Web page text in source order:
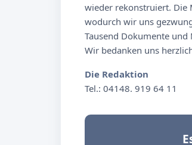
wieder rekonstruiert. Die
wodurch wir uns
Tausend Dokumente
Wir bedanken uns
Die Redaktion
Tel.: 04148. 919 64 11